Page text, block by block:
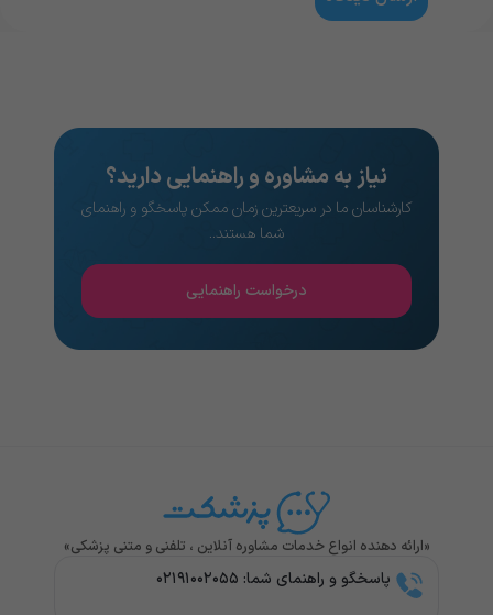
نیاز به مشاوره و راهنمایی دارید؟
کارشناسان ما در سریعترین زمان ممکن پاسخگو و راهنمای
شما هستند..
درخواست راهنمایی
«ارائه دهنده انواع خدمات مشاوره آنلاین ، تلفنی و متنی پزشکی»
پاسخگو و راهنمای شما: ۰۲۱۹۱۰۰۲۰۵۵